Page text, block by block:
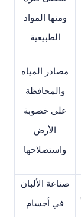
ومنها المواد
الطبيعية
مصادر المياه
والمحافظة
على خصوبة
الأرض
واستصلاحها
صناعة الألبان
في أجسام